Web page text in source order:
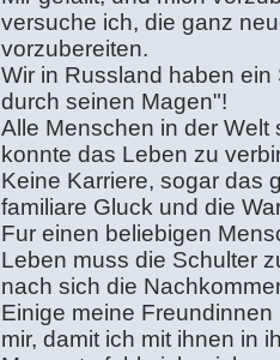
versuche ich, die ganz
vorzubereiten.
Wir in Russland haben
durch seinen Magen"!
Alle Menschen in der
konnte das Leben zu
Keine Karriere, sogar das
familiare Gluck und die
Fur einen beliebigen
Leben muss die Schulter
nach sich die
Einige meine
mir, damit ich mit ihnen in